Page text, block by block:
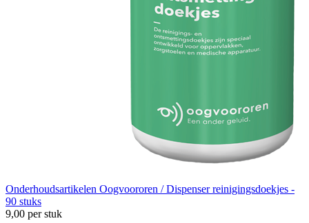
Onderhoudsartikelen Oogvoororen / Dispenser reinigingsdoekjes -
90 stuks
9,00 per stuk